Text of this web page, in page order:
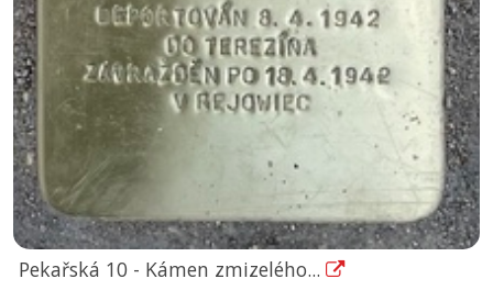
Pekařská 10 - Kámen zmizelého...